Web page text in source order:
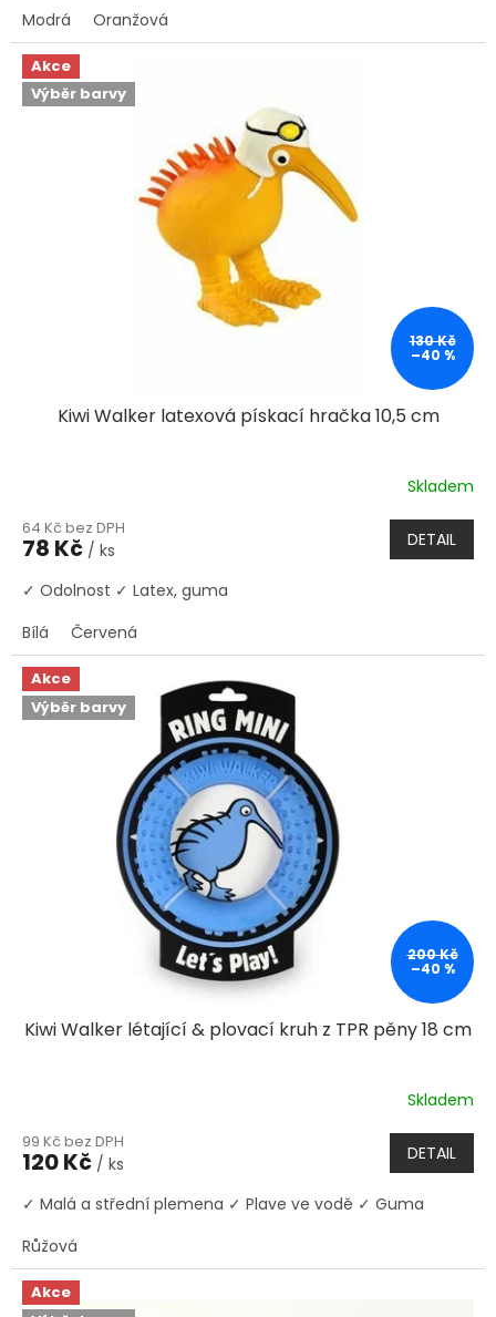
Modrá
Oranžová
Akce
Výběr barvy
130 Kč
–40 %
Kiwi Walker latexová pískací hračka 10,5 cm
Skladem
64 Kč bez DPH
78 Kč / ks DETAIL
✓ Odolnost ✓ Latex, guma
Bílá
Červená
Akce
Výběr barvy
200 Kč
–40 %
Kiwi Walker létající & plovací kruh z TPR pěny 18 cm
Skladem
99 Kč bez DPH
120 Kč / ks DETAIL
✓ Malá a střední plemena ✓ Plave ve vodě ✓ Guma
Růžová
Akce